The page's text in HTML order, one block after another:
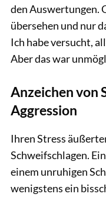
den Auswertungen.
übersehen und nur
Ich habe versucht,
Aber das war
Anzeichen von
Aggression
Ihren Stress
Schweifschlagen.
einem unruhigen
wenigstens ein